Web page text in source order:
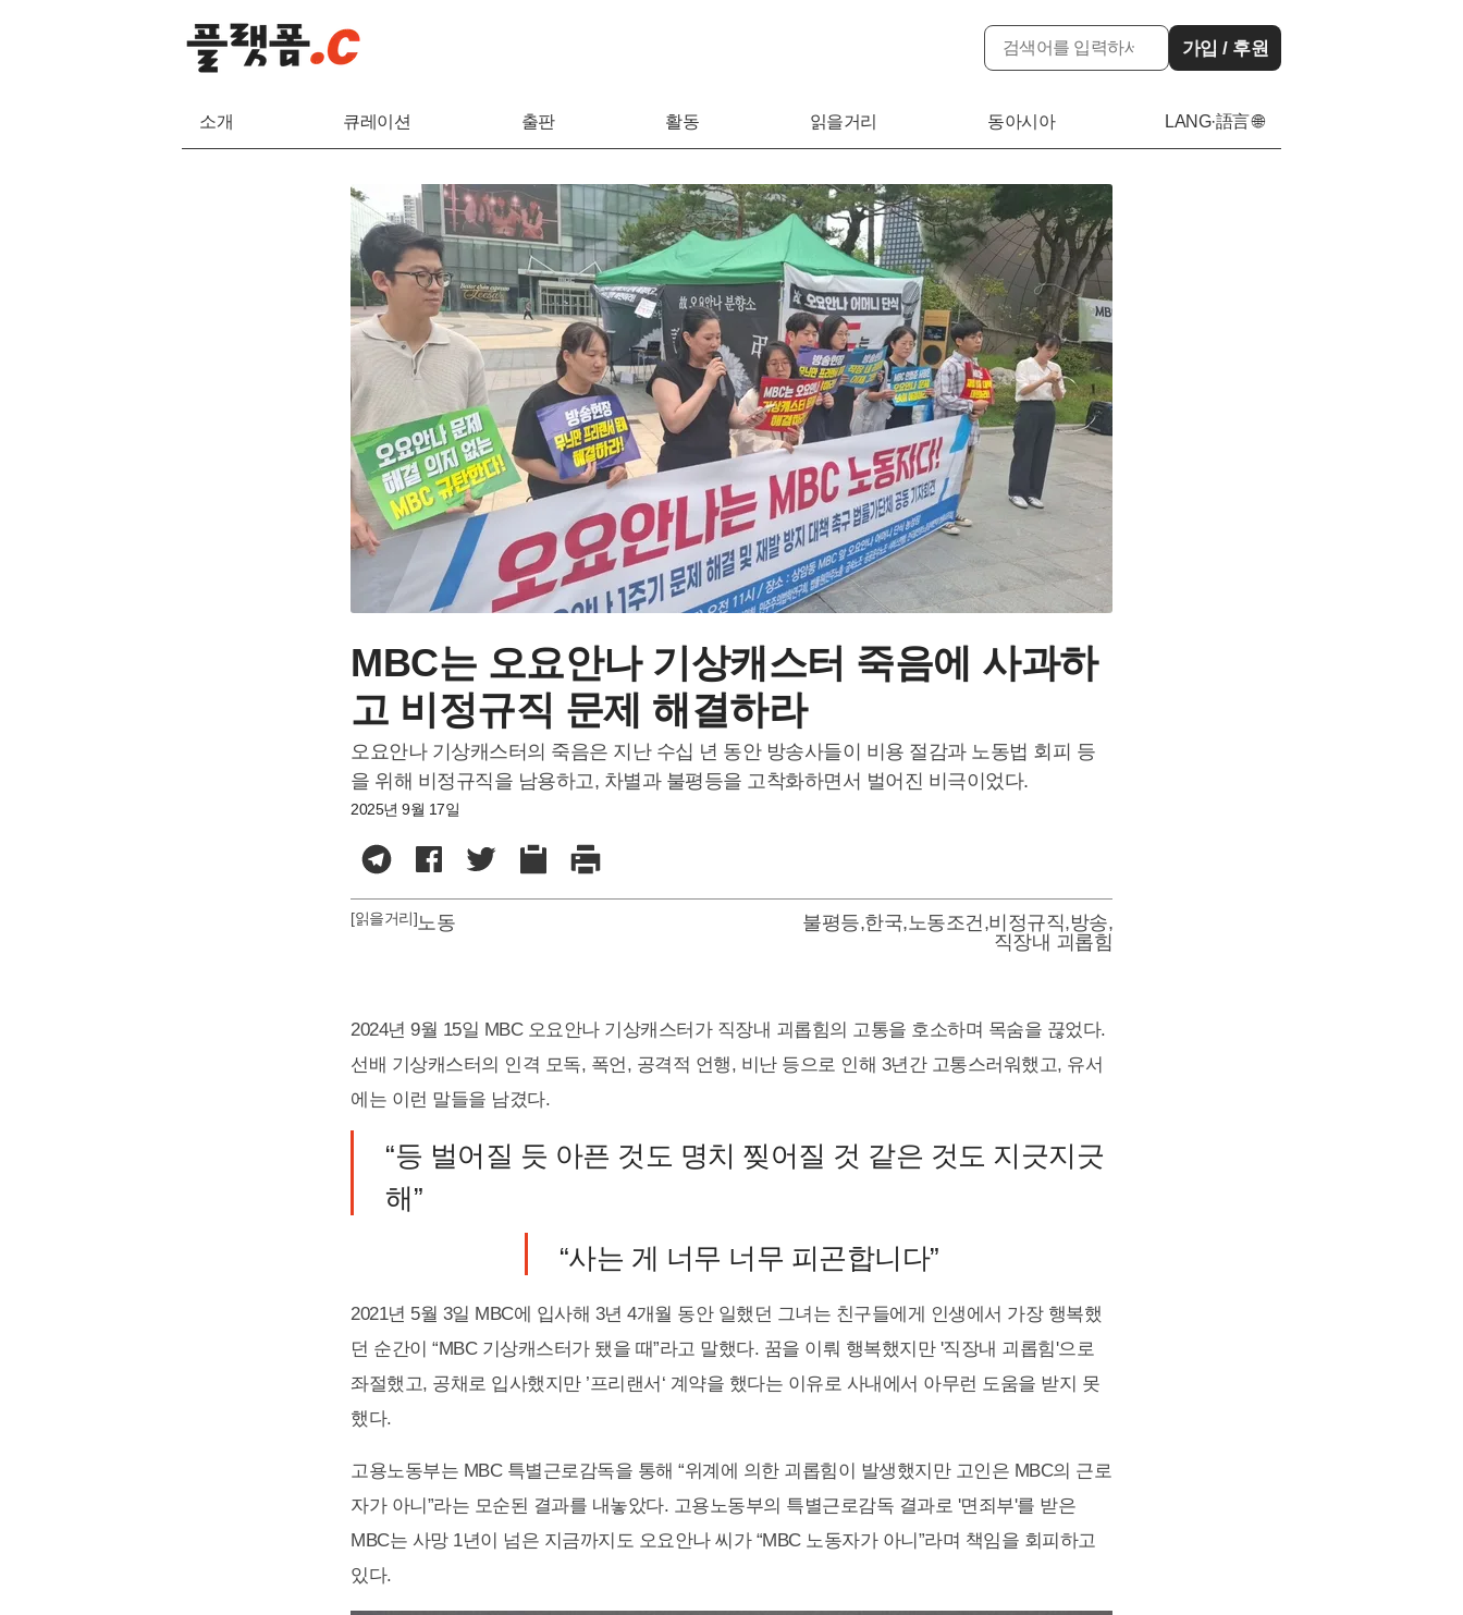
가입 / 후원
소개 큐레이션 출판 활동 읽을거리 동아시아 LANG·語言 🌐
MBC는 오요안나 기상캐스터 죽음에 사과하
고 비정규직 문제 해결하라
오요안나 기상캐스터의 죽음은 지난 수십 년 동안 방송사들이 비용 절감과 노동법 회피 등
을 위해 비정규직을 남용하고, 차별과 불평등을 고착화하면서 벌어진 비극이었다.
2025년 9월 17일
[읽을거리]노동 불평등,한국,노동조건,비정규직,방송,
직장내 괴롭힘
2024년 9월 15일 MBC 오요안나 기상캐스터가 직장내 괴롭힘의 고통을 호소하며 목숨을 끊었다.
선배 기상캐스터의 인격 모독, 폭언, 공격적 언행, 비난 등으로 인해 3년간 고통스러워했고, 유서
에는 이런 말들을 남겼다.
“등 벌어질 듯 아픈 것도 명치 찢어질 것 같은 것도 지긋지긋
해”
“사는 게 너무 너무 피곤합니다”
2021년 5월 3일 MBC에 입사해 3년 4개월 동안 일했던 그녀는 친구들에게 인생에서 가장 행복했
던 순간이 “MBC 기상캐스터가 됐을 때”라고 말했다. 꿈을 이뤄 행복했지만 '직장내 괴롭힘'으로
좌절했고, 공채로 입사했지만 ’프리랜서‘ 계약을 했다는 이유로 사내에서 아무런 도움을 받지 못
했다.
고용노동부는 MBC 특별근로감독을 통해 “위계에 의한 괴롭힘이 발생했지만 고인은 MBC의 근로
자가 아니”라는 모순된 결과를 내놓았다. 고용노동부의 특별근로감독 결과로 '면죄부'를 받은
MBC는 사망 1년이 넘은 지금까지도 오요안나 씨가 “MBC 노동자가 아니”라며 책임을 회피하고
있다.